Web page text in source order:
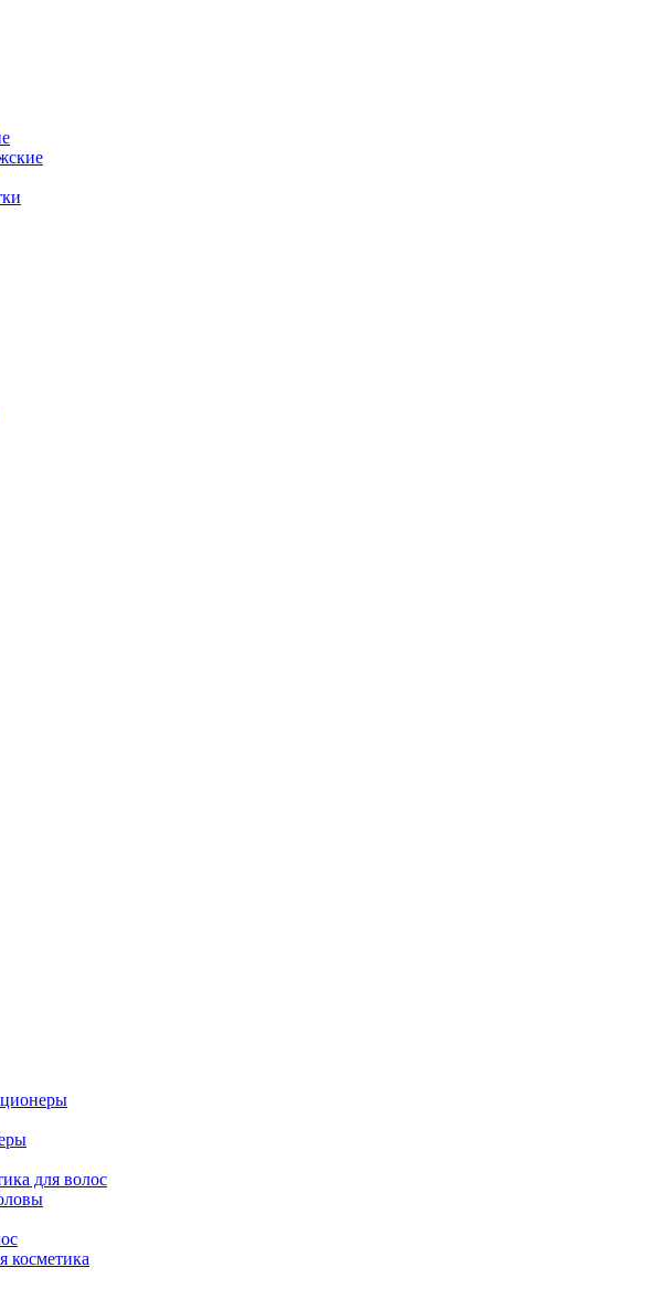
для волос
косметика